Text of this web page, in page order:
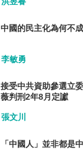
中國的民主化為何不
李敏勇
接受中共資助參選立
薇判刑2年8月定讞
張文川
「中國人」並非都是